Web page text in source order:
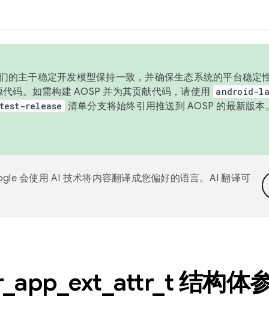
的主干稳定开发模型保持一致，并确保生态系统的平台稳定
码。如需构建 AOSP 并为其贡献代码，请使用 android-
release 清单分支将始终引用推送到 AOSP 的最新版
会使用 AI 技术将内容翻译成您偏好的语言。AI 翻译可
_ app ext attr_ t 结构体